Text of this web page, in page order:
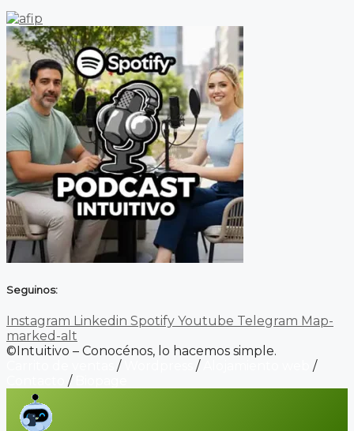
Seguinos:
Instagram Linkedin Spotify Youtube Telegram Map-
marked-alt
©Intuitivo – Conocénos, lo hacemos simple.
/ /
/
/